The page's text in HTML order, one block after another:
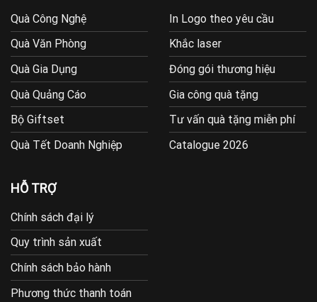
Quà Công Nghệ
Quà Văn Phòng
Quà Gia Dụng
Quà Quảng Cáo
Bộ Giftset
Quà Tết Doanh Nghiệp
In Logo theo yêu cầu
Khắc laser
Đóng gói thương hiệu
Gia công quà tặng
Tư vấn quà tặng miễn phí
Catalogue 2026
HỖ TRỢ
Chính sách đại lý
Quy trình sản xuất
Chính sách bảo hành
Phương thức thanh toán